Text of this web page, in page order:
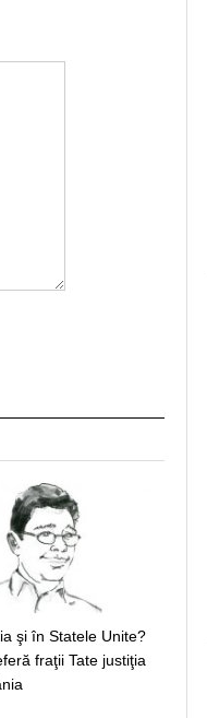
şi în Statele Unite?
fraţii Tate justiţia